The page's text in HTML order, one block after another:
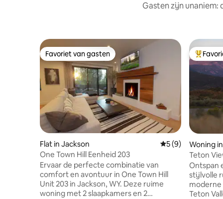
Gasten zijn
Favoriet van gasten
Favoriet van gasten
Flat in Jackson Gemiddelde
5 (9)
One Town Hill Eenheid 203
Ervaar de perfecte combinatie van
comfort en avontuur in One Town Hill
Unit 203 in Jackson, WY. Deze ruime
woning met 2 slaapkamers en 2
Woning
Teton View Cabin:
Design
Ontspan
stijlvolle
moderne
Teton